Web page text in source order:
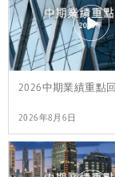
2026中期業績重點
2026年8月6日